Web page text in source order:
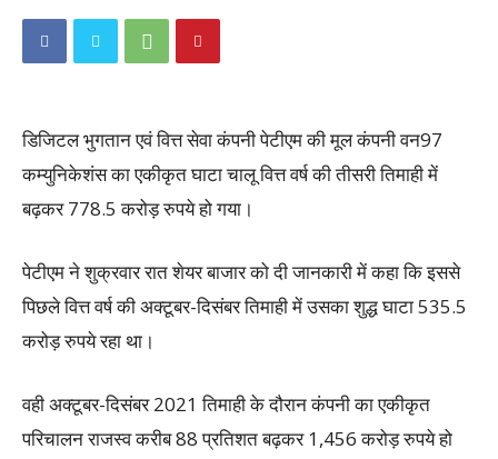
डिजिटल भुगतान एवं वित्त सेवा कंपनी पेटीएम की मूल कंपनी वन97
कम्युनिकेशंस का एकीकृत घाटा चालू वित्त वर्ष की तीसरी तिमाही में
बढ़कर 778.5 करोड़ रुपये हो गया।
पेटीएम ने शुक्रवार रात शेयर बाजार को दी जानकारी में कहा कि इससे
पिछले वित्त वर्ष की अक्टूबर-दिसंबर तिमाही में उसका शुद्ध घाटा 535.5
करोड़ रुपये रहा था।
वही अक्टूबर-दिसंबर 2021 तिमाही के दौरान कंपनी का एकीकृत
परिचालन राजस्व करीब 88 प्रतिशत बढ़कर 1,456 करोड़ रुपये हो